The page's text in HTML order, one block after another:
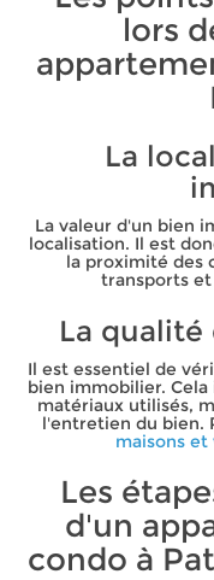
lors
La
La valeur d'un bien
localisation. Il est
la proximité des
transports
La
Il est essentiel de
bien immobilier.
matériaux utilisés,
l'entretien du bien.
maisons et
Les
d'un
condo à